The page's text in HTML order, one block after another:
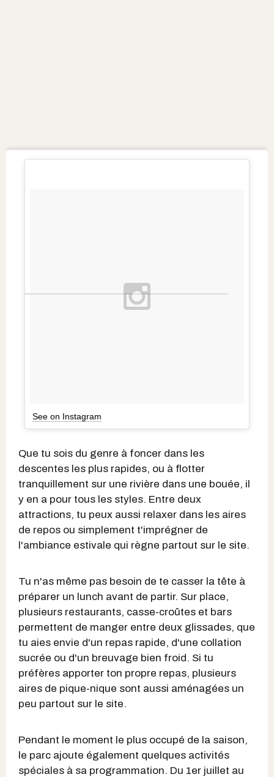
See on Instagram
Que tu sois du genre à foncer dans les
descentes les plus rapides, ou à flotter
tranquillement sur une rivière dans une bouée, il
y en a pour tous les styles. Entre deux
attractions, tu peux aussi relaxer dans les aires
de repos ou simplement t'imprégner de
l'ambiance estivale qui règne partout sur le site.
Tu n'as même pas besoin de te casser la tête à
préparer un lunch avant de partir. Sur place,
plusieurs restaurants, casse-croûtes et bars
permettent de manger entre deux glissades, que
tu aies envie d'un repas rapide, d'une collation
sucrée ou d'un breuvage bien froid. Si tu
préfères apporter ton propre repas, plusieurs
aires de pique-nique sont aussi aménagées un
peu partout sur le site.
Pendant le moment le plus occupé de la saison,
le parc ajoute également quelques activités
spéciales à sa programmation. Du 1er juillet au